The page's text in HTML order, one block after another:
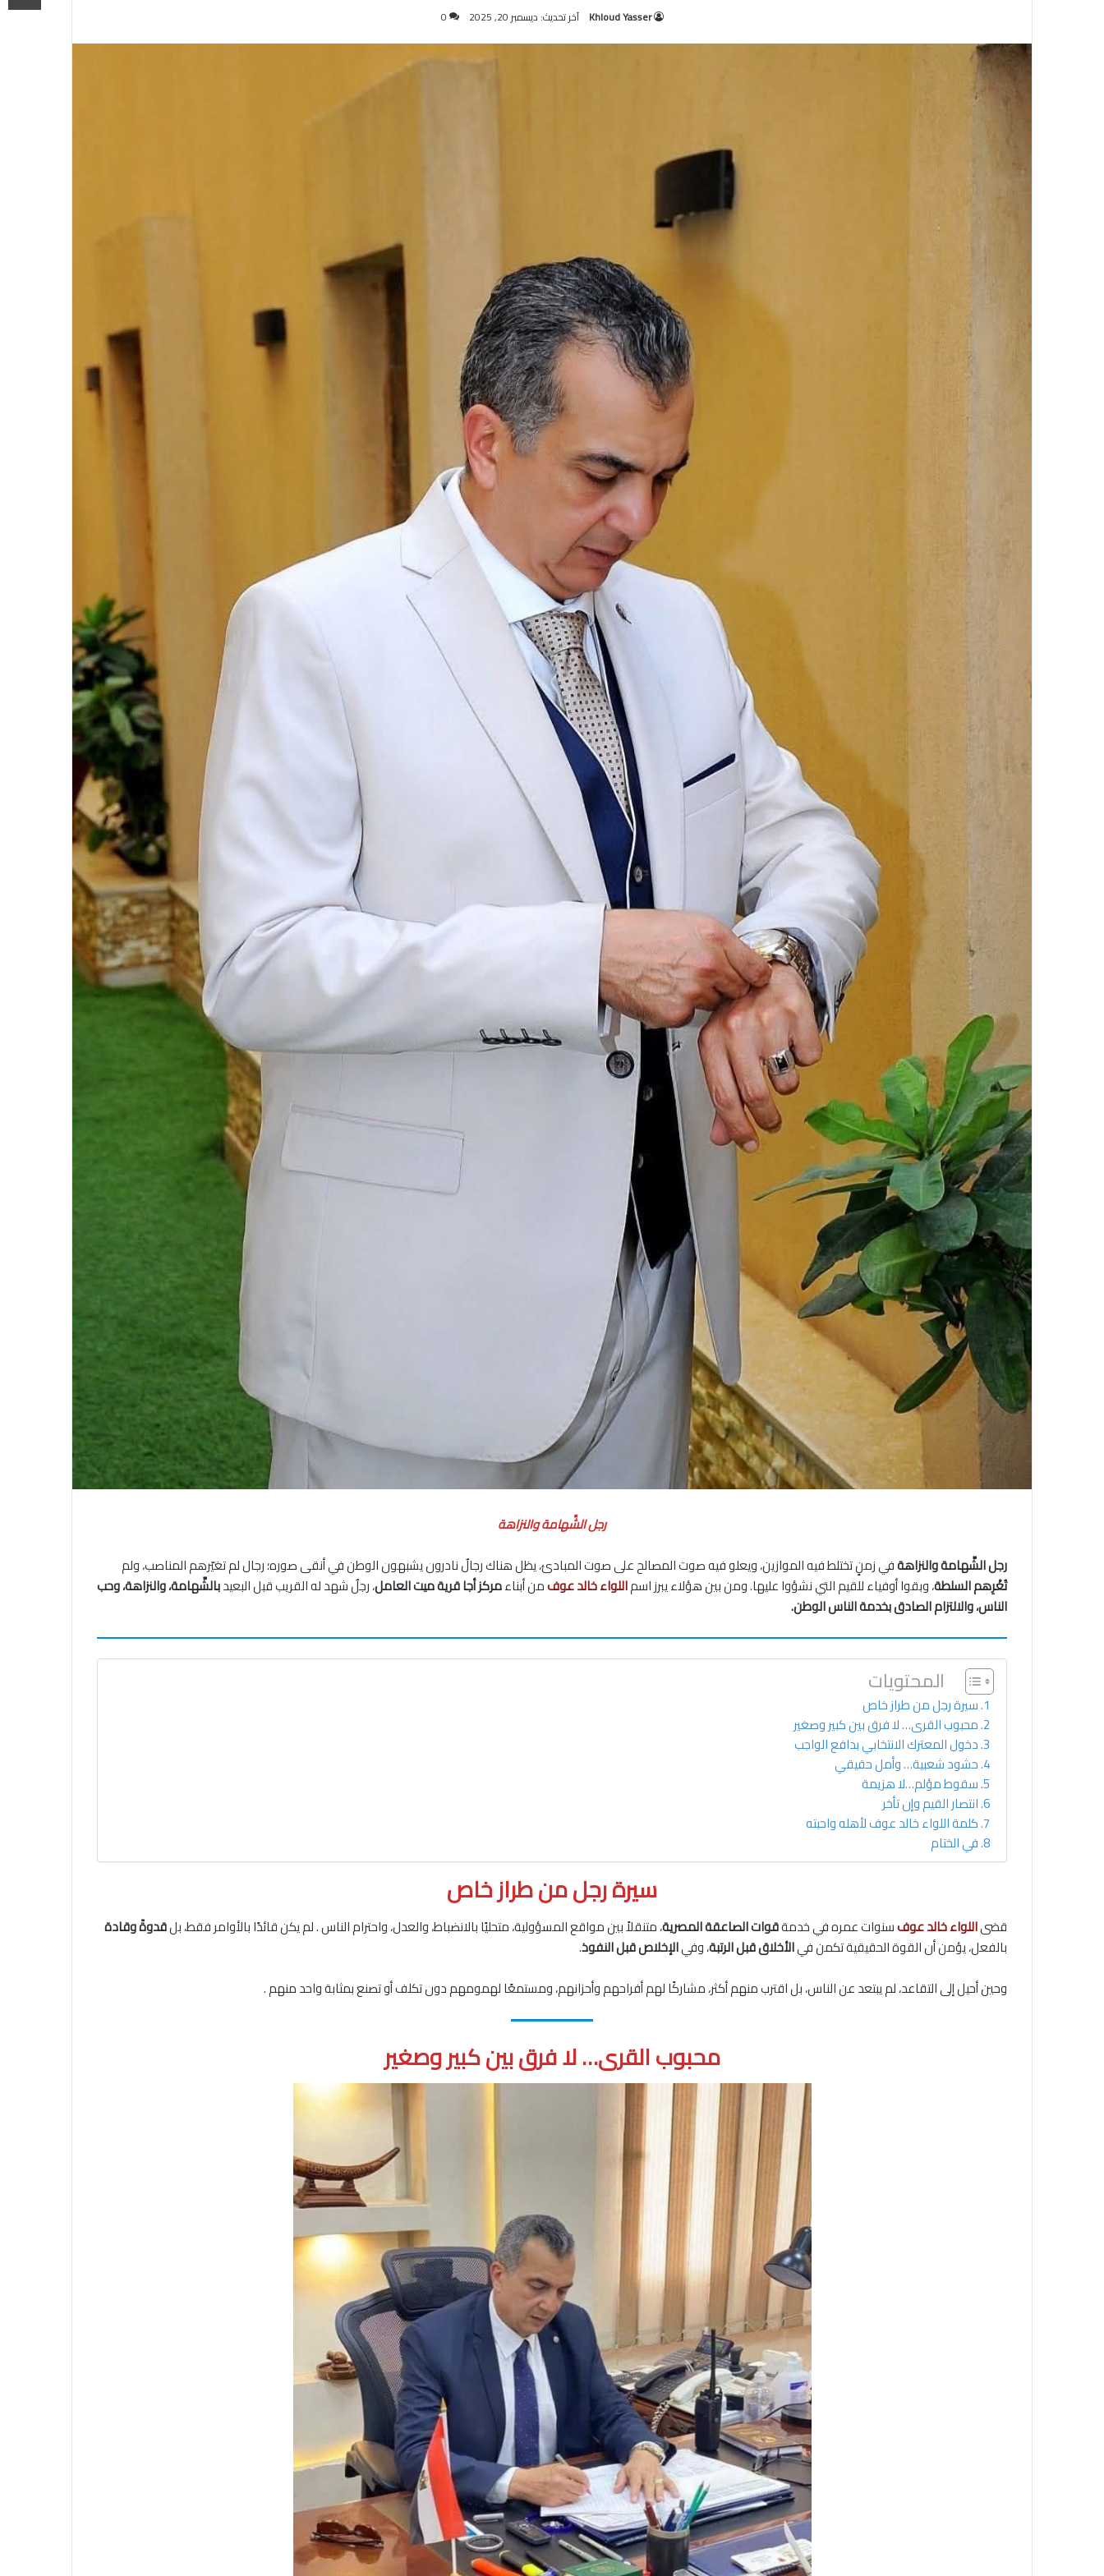
Khloud Yasser آخر تحديث: ديسمبر 20, 2025 0
رجل الشَّهامة والنزاهة
رجل الشَّهامة والنزاهةفي زمنٍ تختلط فيه الموازين، ويعلو فيه صوت المصالح على صوت المبادئ، يظل هناك رجالٌ نادرون يشبهون الوطن في أنقى صوره؛ رجال لم تغيّرهم المناصب، ولم
تُغْرِهم السلطة، وبقوا أوفياء للقيم التي نشؤوا عليها. ومن بين هؤلاء يبرز اسماللواء خالد عوفمن أبناءمركز أجا قرية ميت العامل، رجلٌ شهد له القريب قبل البعيدبالشَّهامة، والنزاهة، وحب
الناس، والالتزام الصادق بخدمة الناس الوطن.
المحتويات
سيرة رجل من طراز خاص
محبوب القرى… لا فرق بين كبير وصغير
دخول المعترك الانتخابي بدافع الواجب
حشود شعبية… وأمل حقيقي
سقوط مؤلم…لا هزيمة
انتصار القيم وإن تأخر
كلمة اللواء خالد عوف لأهله واحبته
في الختام
سيرة رجل من طراز خاص
قضىاللواء خالد عوفسنوات عمره في خدمةقوات الصاعقة المصرية، متنقلاً بين مواقع المسؤولية، متحليًا بالانضباط، والعدل، واحترام الناس . لم يكن قائدًا بالأوامر فقط، بلقدوةً وقادة
بالفعل، يؤمن أن القوة الحقيقية تكمن فيالأخلاق قبل الرتبة، وفيالإخلاص قبل النفوذ.
وحين أحيل إلى التقاعد، لم يبتعد عن الناس، بل اقترب منهم أكثر، مشاركًا لهم أفراحهم وأحزانهم، ومستمعًا لهمومهم دون تكلف أو تصنع بمثابة واحد منهم .
محبوب القرى… لا فرق بين كبير وصغير